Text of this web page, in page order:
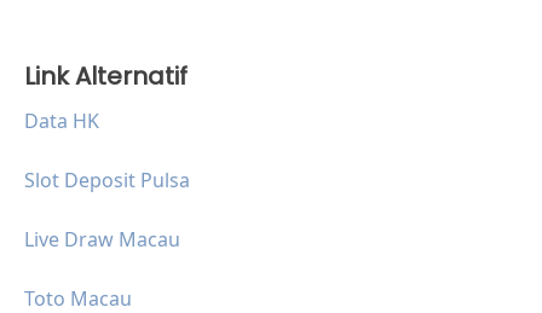
Link Alternatif
Data HK
Slot Deposit Pulsa
Live Draw Macau
Toto Macau